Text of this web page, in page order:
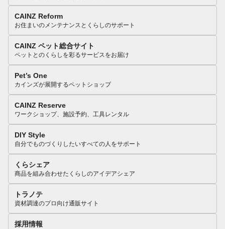
CAINZ Reform
お住まいのメンテナンスとくらしのサポート
CAINZ ペット総合サイト
ペットとのくらしを彩るサービスをお届け
Pet’s One
カインズが展開するペットショップ
CAINZ Reserve
ワークショップ、施設予約、工具レンタル
DIY Style
自分でものづくりしたいすべての人をサポート
くらシェア
商品を組み合わせたくらしのアイデアシェア
トラノテ
資材調達のプロ向け通販サイト
採用情報